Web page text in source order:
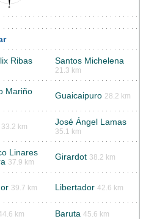
Ribas Santos Michelena
21.3 km
Mariño Guaicaipuro 28.2 km
33.2 km José Ángel Lamas
35.1 km
Linares
37.9 km
Girardot 38.2 km
39.7 km Libertador 42.6 km
km Baruta 45.6 km